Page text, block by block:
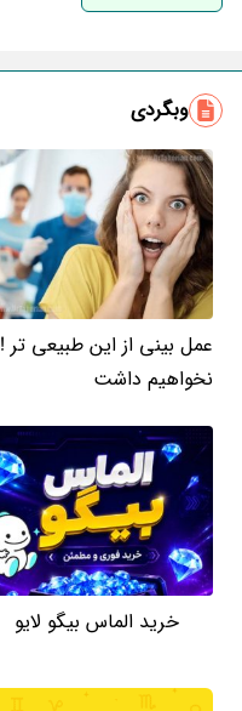
وبگردی
عمل بینی از این طبیعی تر !
نخواهیم داشت
خرید الماس بیگو لایو